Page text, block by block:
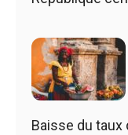
Baisse du taux